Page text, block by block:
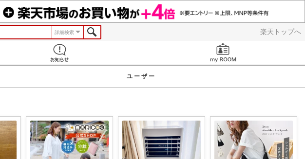
楽天トップへ
詳細検索
ユーザー